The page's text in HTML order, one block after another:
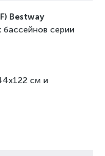
Bestway
бассейнов серии
см и